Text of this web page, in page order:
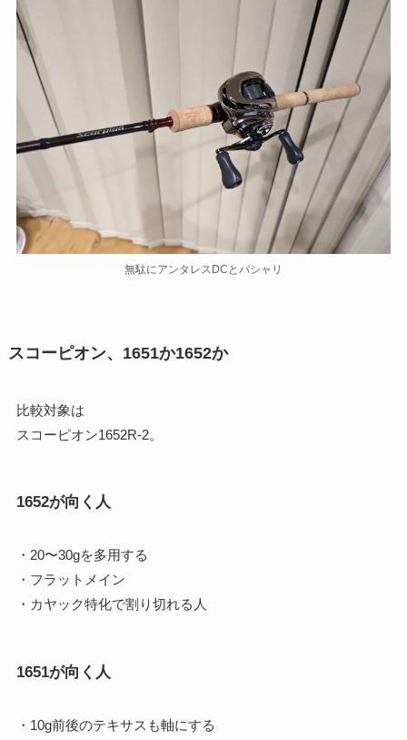
無駄にアンタレスDCとパシャリ
スコーピオン、1651か1652か
比較対象は
スコーピオン1652R-2。
1652が向く人
・20〜30gを多用する
・フラットメイン
・カヤック特化で割り切れる人
1651が向く人
・10g前後のテキサスも軸にする